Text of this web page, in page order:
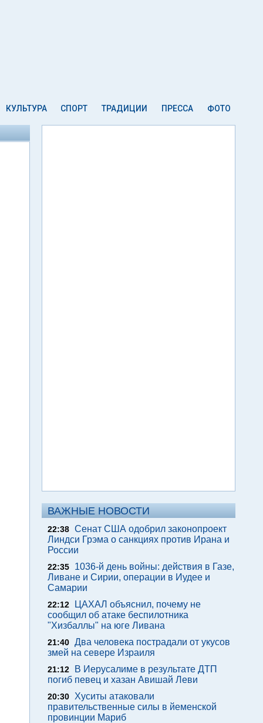
КУЛЬТУРА СПОРТ ТРАДИЦИИ ПРЕССА ФОТО
ВАЖНЫЕ НОВОСТИ
22:38 Сенат США одобрил законопроект
Линдси Грэма о санкциях против Ирана и
России
22:35
1036-й день войны: действия в Газе,
Ливане и Сирии, операции в Иудее и
Самарии
22:12
ЦАХАЛ объяснил, почему не
сообщил об атаке беспилотника
"Хизбаллы" на юге Ливана
21:40 Два человека пострадали от укусов
змей на севере Израиля
21:12
В Иерусалиме в результате ДТП
погиб певец и хазан Авишай Леви
20:30
Хуситы атаковали
правительственные силы в йеменской
провинции Мариб